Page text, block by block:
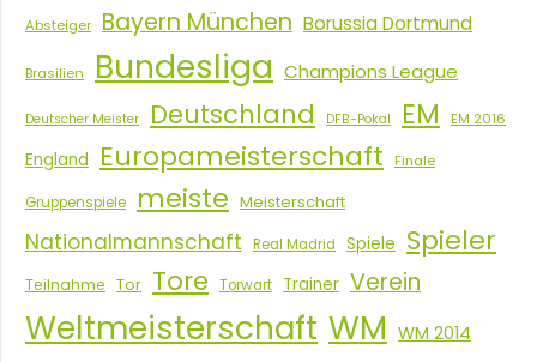
Absteiger Bayern München Borussia Dortmund
Brasilien Bundesliga Champions League
Deutscher Meister Deutschland DFB-Pokal EM EM 2016
England Europameisterschaft Finale
Gruppenspiele meiste Meisterschaft
Nationalmannschaft Real Madrid Spiele Spieler
Teilnahme Tor Tore Torwart Trainer Verein
Weltmeisterschaft WM WM 2014